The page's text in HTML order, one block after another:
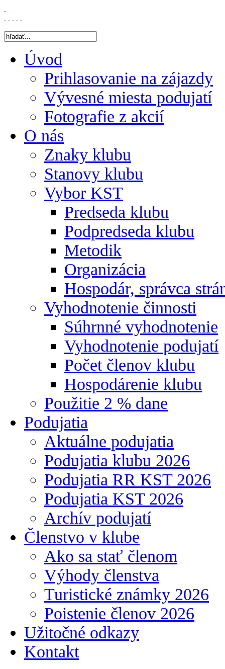
Úvod
Prihlasovanie na zájazdy
Vývesné miesta podujatí
Fotografie z akcií
O nás
Znaky klubu
Stanovy klubu
Vybor KST
Predseda klubu
Podpredseda klubu
Metodik
Organizácia
Hospodár, správca
Vyhodnotenie činnosti
Súhrnné vyhodnotenie
Vyhodnotenie podujatí
Počet členov klubu
Hospodárenie klubu
Použitie 2 % dane
Podujatia
Aktuálne podujatia
Podujatia klubu 2026
Podujatia RR KST 2026
Podujatia KST 2026
Archív podujatí
Členstvo v klube
Ako sa stať členom
Výhody členstva
Turistické známky 2026
Poistenie členov 2026
Užitočné odkazy
Kontakt